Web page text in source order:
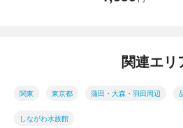
関連エリ
関東 東京都 蒲田・大森・羽田周辺
しながわ水族館